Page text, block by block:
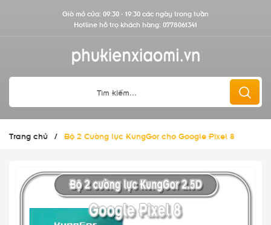
Giờ mở cửa: 09:30 - 19:30 các ngày trong tuần
Hotline hỗ trợ khách hàng: 0778061341
Trang chủ / Bộ 2 Cường lực KungGor cho Google Pixel 8